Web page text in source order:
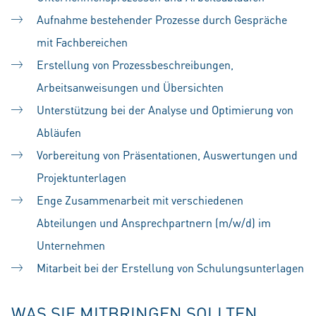
Aufnahme bestehender Prozesse durch Gespräche
mit Fachbereichen
Erstellung von Prozessbeschreibungen,
Arbeitsanweisungen und Übersichten
Unterstützung bei der Analyse und Optimierung von
Abläufen
Vorbereitung von Präsentationen, Auswertungen und
Projektunterlagen
Enge Zusammenarbeit mit verschiedenen
Abteilungen und Ansprechpartnern (m/w/d) im
Unternehmen
Mitarbeit bei der Erstellung von Schulungsunterlagen